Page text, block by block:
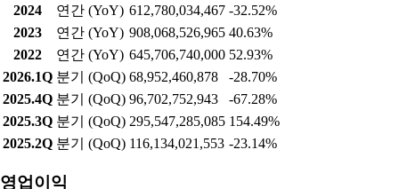
청소·세차·펫케어·의류수거 4종 출시 19개 타 브랜드 단지로 플
랫폼 확장 삼성물산 건설부문(삼성물산)이 홈플랫폼 '홈닉
(Hom...
실적현황
매출액